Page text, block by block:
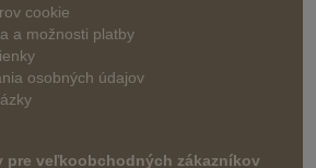
cookie
a možnosti platby
osobných údajov
pre veľkoobchodných zákazníkov